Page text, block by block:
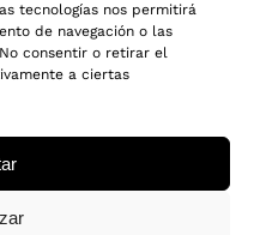
tecnologías nos permitirá
de navegación o las
consentir o retirar el
a ciertas